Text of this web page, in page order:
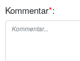
Kommentar*: